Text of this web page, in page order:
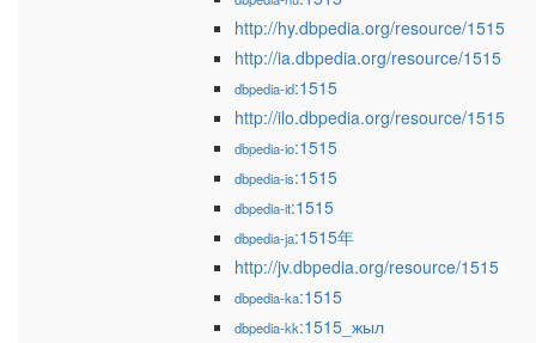
http://hy.dbpedia.org/resource/1515
http://ia.dbpedia.org/resource/1515
dbpedia-id:1515
http://ilo.dbpedia.org/resource/1515
dbpedia-io:1515
dbpedia-is:1515
dbpedia-it:1515
dbpedia-ja:1515年
http://jv.dbpedia.org/resource/1515
dbpedia-ka:1515
dbpedia-kk:1515_жыл